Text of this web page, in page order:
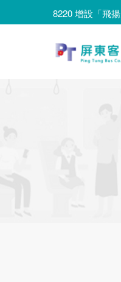
8220 增設「飛
8220 增設「飛